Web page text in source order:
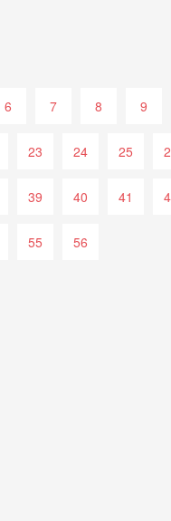
6 7 8 9
23 24 25
39 40 41
55 56